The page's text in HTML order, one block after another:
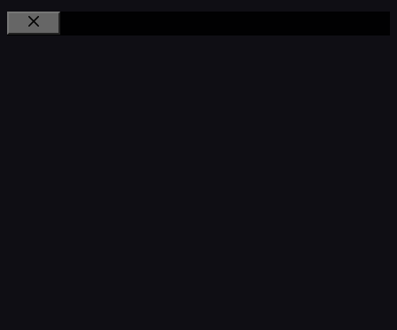
Schließen